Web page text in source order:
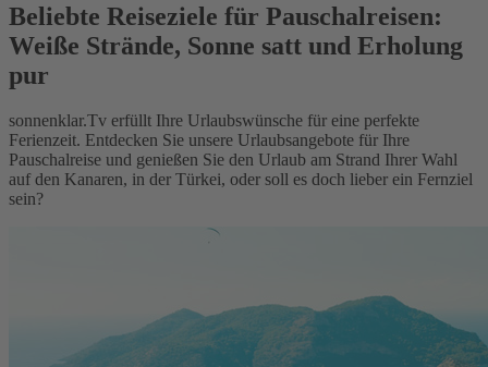
Beliebte Reiseziele für Pauschalreisen:
Weiße Strände, Sonne satt und Erholung
pur
sonnenklar.Tv erfüllt Ihre Urlaubswünsche für eine perfekte
Ferienzeit. Entdecken Sie unsere Urlaubsangebote für Ihre
Pauschalreise und genießen Sie den Urlaub am Strand Ihrer Wahl
auf den Kanaren, in der Türkei, oder soll es doch lieber ein Fernziel
sein?